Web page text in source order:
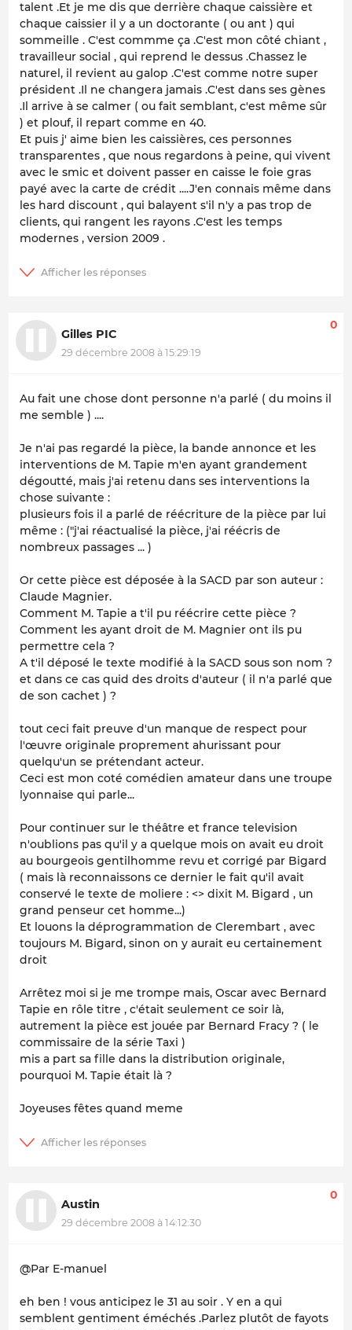
talent .Et je me dis que derrière chaque caissière et
chaque caissier il y a un doctorante ( ou ant ) qui
sommeille . C'est commme ça .C'est mon côté chiant ,
travailleur social , qui reprend le dessus .Chassez le
naturel, il revient au galop .C'est comme notre super
président .Il ne changera jamais .C'est dans ses gènes
.Il arrive à se calmer ( ou fait semblant, c'est même sûr
) et plouf, il repart comme en 40.
Et puis j' aime bien les caissières, ces personnes
transparentes , que nous regardons à peine, qui vivent
avec le smic et doivent passer en caisse le foie gras
payé avec la carte de crédit ....J'en connais même dans
les hard discount , qui balayent s'il n'y a pas trop de
clients, qui rangent les rayons .C'est les temps
modernes , version 2009 .
Gilles PIC
29 décembre 2008 à 15:29:19
0
Au fait une chose dont personne n'a parlé ( du moins il
me semble ) ....
Je n'ai pas regardé la pièce, la bande annonce et les
interventions de M. Tapie m'en ayant grandement
dégoutté, mais j'ai retenu dans ses interventions la
chose suivante :
plusieurs fois il a parlé de réécriture de la pièce par lui
même : ("j'ai réactualisé la pièce, j'ai réécris de
nombreux passages ... )
Or cette pièce est déposée à la SACD par son auteur :
Claude Magnier.
Comment M. Tapie a t'il pu réécrire cette pièce ?
Comment les ayant droit de M. Magnier ont ils pu
permettre cela ?
A t'il déposé le texte modifié à la SACD sous son nom ?
et dans ce cas quid des droits d'auteur ( il n'a parlé que
de son cachet ) ?
tout ceci fait preuve d'un manque de respect pour
l'œuvre originale proprement ahurissant pour
quelqu'un se prétendant acteur.
Ceci est mon coté comédien amateur dans une troupe
lyonnaise qui parle...
Pour continuer sur le théâtre et france television
n'oublions pas qu'il y a quelque mois on avait eu droit
au bourgeois gentilhomme revu et corrigé par Bigard
( mais là reconnaissons ce dernier le fait qu'il avait
conservé le texte de moliere : <> dixit M. Bigard , un
grand penseur cet homme...)
Et louons la déprogrammation de Clerembart , avec
toujours M. Bigard, sinon on y aurait eu certainement
droit
Arrêtez moi si je me trompe mais, Oscar avec Bernard
Tapie en rôle titre , c'était seulement ce soir là,
autrement la pièce est jouée par Bernard Fracy ? ( le
commissaire de la série Taxi )
mis a part sa fille dans la distribution originale,
pourquoi M. Tapie était là ?
Joyeuses fêtes quand meme
Austin
29 décembre 2008 à 14:12:30
0
@Par E-manuel
eh ben ! vous anticipez le 31 au soir . Y en a qui
semblent gentiment éméchés .Parlez plutôt de fayots